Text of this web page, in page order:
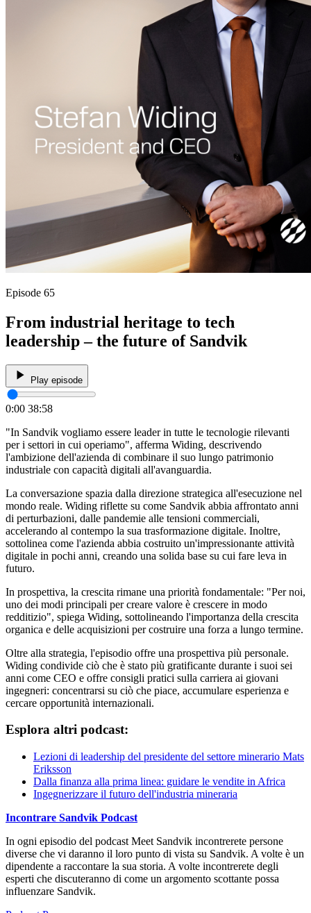
Episode 65
From industrial heritage to tech
leadership – the future of Sandvik
Play episode
0:00 38:58
"In Sandvik vogliamo essere leader in tutte le tecnologie rilevanti
per i settori in cui operiamo", afferma Widing, descrivendo
l'ambizione dell'azienda di combinare il suo lungo patrimonio
industriale con capacità digitali all'avanguardia.
La conversazione spazia dalla direzione strategica all'esecuzione nel
mondo reale. Widing riflette su come Sandvik abbia affrontato anni
di perturbazioni, dalle pandemie alle tensioni commerciali,
accelerando al contempo la sua trasformazione digitale. Inoltre,
sottolinea come l'azienda abbia costruito un'impressionante attività
digitale in pochi anni, creando una solida base su cui fare leva in
futuro.
In prospettiva, la crescita rimane una priorità fondamentale: "Per noi,
uno dei modi principali per creare valore è crescere in modo
redditizio", spiega Widing, sottolineando l'importanza della crescita
organica e delle acquisizioni per costruire una forza a lungo termine.
Oltre alla strategia, l'episodio offre una prospettiva più personale.
Widing condivide ciò che è stato più gratificante durante i suoi sei
anni come CEO e offre consigli pratici sulla carriera ai giovani
ingegneri: concentrarsi su ciò che piace, accumulare esperienza e
cercare opportunità internazionali.
Esplora altri podcast:
Lezioni di leadership del presidente del settore minerario Mats
Eriksson
Dalla finanza alla prima linea: guidare le vendite in Africa
Ingegnerizzare il futuro dell'industria mineraria
Incontrare Sandvik Podcast
In ogni episodio del podcast Meet Sandvik incontrerete persone
diverse che vi daranno il loro punto di vista su Sandvik. A volte è un
dipendente a raccontare la sua storia. A volte incontrerete degli
esperti che discuteranno di come un argomento scottante possa
influenzare Sandvik.